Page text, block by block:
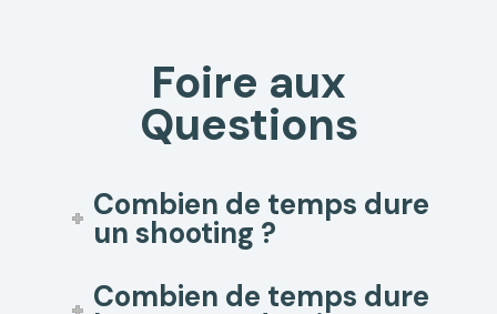
Foire aux
Questions
Combien de temps dure
un shooting ?
Combien de temps dure